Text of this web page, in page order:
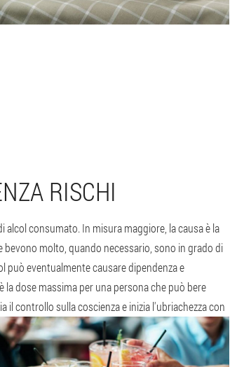
RISCHI
consumato. In misura maggiore, la causa è la
molto, quando necessario, sono in grado di
può eventualmente causare dipendenza e
la dose massima per una persona che può bere
il controllo sulla coscienza e inizia l'ubriachezza con